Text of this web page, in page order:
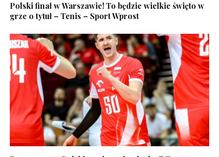
Polski finał w Warszawie! To będzie wielkie święto w
grze o tytuł – Tenis – Sport Wprost